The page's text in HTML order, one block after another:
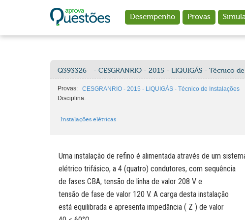
Desempenho Provas
Q393326 - CESGRANRIO - 2015 - LIQUIGÁS - Técnico
Provas:
CESGRANRIO - 2015 - LIQUIGÁS - Técnico de Instalações
Disciplina:
Instalações elétricas
Uma instalação de refino é alimentada através de um
elétrico trifásico, a 4 (quatro) condutores, com sequência
de fases CBA, tensão de linha de valor 208 V e
tensão de fase de valor 120 V. A carga desta instalação
está equilibrada e apresenta impedância ( Z ) de valor